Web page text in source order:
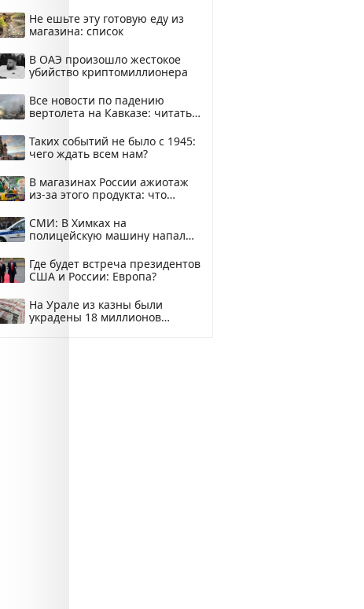
Не ешьте эту готовую еду из
магазина: список
В ОАЭ произошло жестокое
убийство криптомиллионера
Все новости по падению
вертолета на Кавказе: читать
Таких событий не было с 1945:
чего ждать всем нам?
В магазинах России ажиотаж
из-за этого продукта: что
СМИ: В Химках на
полицейскую машину напали
Где будет встреча президентов
США и России: Европа?
На Урале из казны были
украдены 18 миллионов